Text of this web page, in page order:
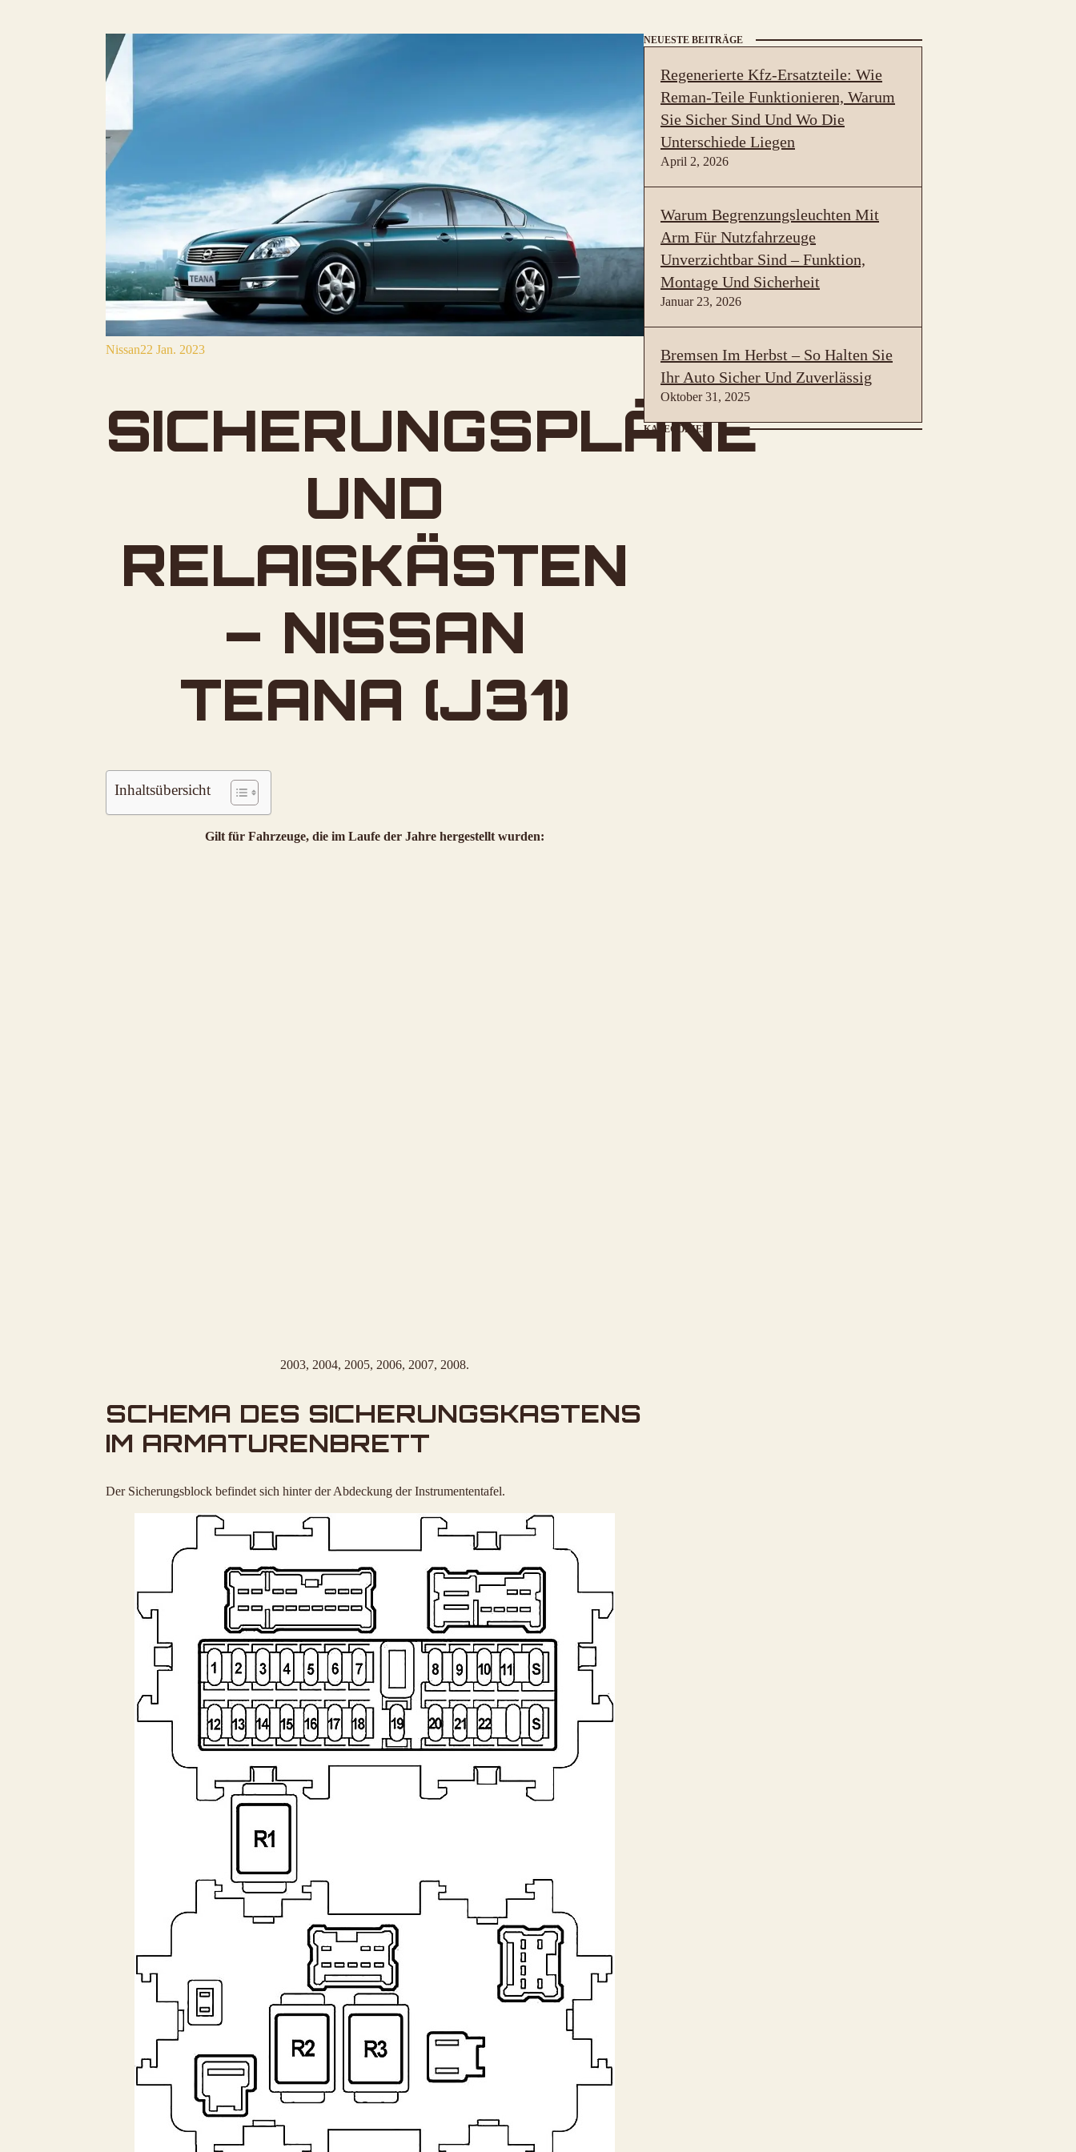
Nissan22 Jan. 2023
SICHERUNGSPLÄNE
UND
RELAISKÄSTEN
– NISSAN
TEANA (J31)
Inhaltsübersicht
Gilt für Fahrzeuge, die im Laufe der Jahre hergestellt wurden:
2003, 2004, 2005, 2006, 2007, 2008.
SCHEMA DES SICHERUNGSKASTENS
IM ARMATURENBRETT
Der Sicherungsblock befindet sich hinter der Abdeckung der Instrumententafel.
NEUESTE BEITRÄGE
Regenerierte Kfz-Ersatzteile: Wie
Reman-Teile Funktionieren, Warum
Sie Sicher Sind Und Wo Die
Unterschiede Liegen
April 2, 2026
Warum Begrenzungsleuchten Mit
Arm Für Nutzfahrzeuge
Unverzichtbar Sind – Funktion,
Montage Und Sicherheit
Januar 23, 2026
Bremsen Im Herbst – So Halten Sie
Ihr Auto Sicher Und Zuverlässig
Oktober 31, 2025
KATEGORIEN